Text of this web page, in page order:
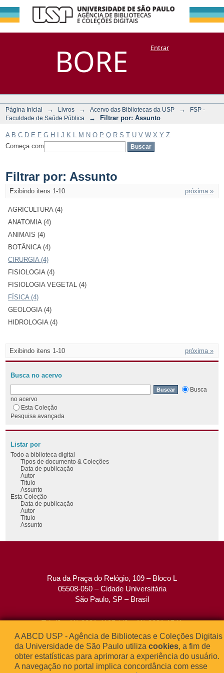
BORE
Filtrar por:
Assunto
DSpace/Manakin + CoriscoEntrar
Página Inicial → Livros → Acervo das Bibliotecas da USP →
FSP -
Faculdade de Saúde Pública
→ Filtrar por: Assunto
A B C D E F G H J K M N O P Q R S T U V W X Y Z
Começa com
Filtrar por: Assunto
Exibindo itens 1-10 próxima »
AGRICULTURA (4)
ANATOMIA (4)
ANIMAIS (4)
BOTÂNICA (4)
CIRURGIA (4)
FISIOLOGIA (4)
FISIOLOGIA VEGETAL (4)
FÍSICA (4)
GEOLOGIA (4)
HIDROLOGIA (4)
Exibindo itens 1-10 próxima »
Busca no acervo
Busca
no acervo
Esta Coleção
Pesquisa avançada
Listar por
Todo a biblioteca digital
Tipos de documento & Coleções
Data de publicação
Autor
Título
Assunto
Esta Coleção
Data de publicação
Autor
Título
Assunto
Rua da Praça do Relógio, 109 – Bloco L
05508-050 – Cidade Universitária
São Paulo, SP – Brasil
Tel: (0xx11) 3091-4195 / (0xx11) 3091-1541
Fax: (0xx11) 3091-1567
E-mail:atendimento@abcd.usp.br
A ABCD USP - Agência de Bibliotecas e Coleções Digitais
da Universidade de São Paulo utiliza cookies, a fim de
obter estatísticas para aprimorar a experiência do usuário.
A navegação no portal implica concordância com esse